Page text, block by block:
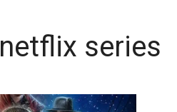
netflix series